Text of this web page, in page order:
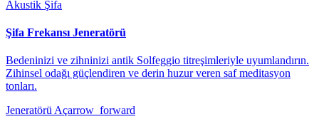
Akustik Şifa
Şifa Frekansı Jeneratörü
Bedeninizi ve zihninizi antik Solfeggio titreşimleriyle uyumlandırın.
Zihinsel odağı güçlendiren ve derin huzur veren saf meditasyon
tonları.
Jeneratörü Açarrow_forward